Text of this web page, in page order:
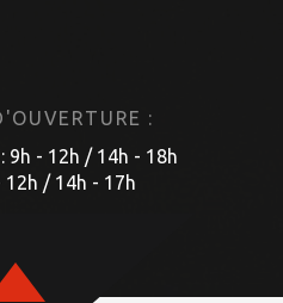
:
9h - 12h / 14h - 18h
12h / 14h - 17h